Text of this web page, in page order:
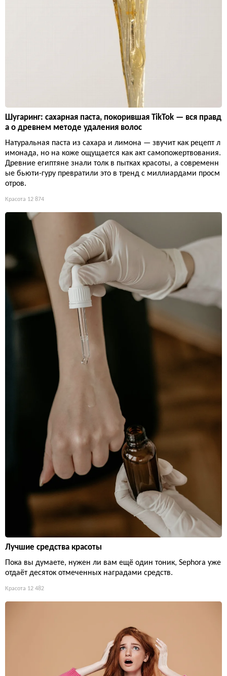
Шугаринг: сахарная паста, покорившая TikTok — вся правд
а о древнем методе удаления волос
Натуральная паста из сахара и лимона — звучит как рецепт л
имонада, но на коже ощущается как акт самопожертвования.
Древние египтяне знали толк в пытках красоты, а современн
ые бьюти-гуру превратили это в тренд с миллиардами просм
отров.
Красота 12 874
Лучшие средства красоты
Пока вы думаете, нужен ли вам ещё один тоник, Sephora уже
отдаёт десяток отмеченных наградами средств.
Красота 12 482